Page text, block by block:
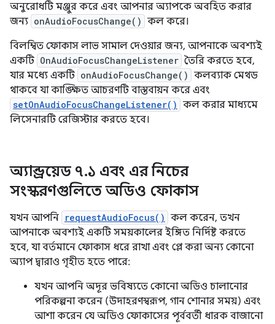
অনুরোধটি মঞ্জুর করে এবং আপনার অ্যাপকে অবহিত করার
জন্য onAudioFocusChange() কল করে।
বিলম্বিত ফোকাস লাভ সামাল দেওয়ার জন্য, আপনাকে অবশ্যই
একটি OnAudioFocusChangeListener তৈরি করতে হবে,
যার মধ্যে একটি onAudioFocusChange() কলব্যাক মেথড
থাকবে যা কাঙ্ক্ষিত আচরণটি বাস্তবায়ন করে এবং
setOnAudioFocusChangeListener() কল করার মাধ্যমে
লিসেনারটি রেজিস্টার করতে হবে।
অ্যান্ড্রয়েড ৭.১ এবং এর নিচের
সংস্করণগুলিতে অডিও ফোকাস
যখন আপনি requestAudioFocus() কল করেন, তখন
আপনাকে অবশ্যই একটি সময়কালের ইঙ্গিত নির্দিষ্ট করতে
হবে, যা বর্তমানে ফোকাস ধরে রাখা এবং প্লে করা অন্য কোনো
অ্যাপ দ্বারাও গৃহীত হতে পারে:
যখন আপনি অদূর ভবিষ্যতে কোনো অডিও চালানোর
পরিকল্পনা করেন (উদাহরণস্বরূপ, গান শোনার সময়) এবং
আশা করেন যে অডিও ফোকাসের পূর্ববর্তী ধারক বাজানো